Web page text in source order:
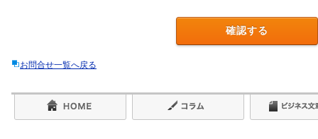
お問合せ一覧へ戻る